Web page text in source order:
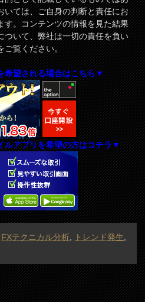
いては、ご自身の判断と責任にお
す。コンテンツの情報を見た結果
ついて、弊社は一切の責任を負い
ご覧ください。
希望される場合はこちら▼
ルアプリを希望の方はコチラ▼
FXテクニカル分析 トレンド発生